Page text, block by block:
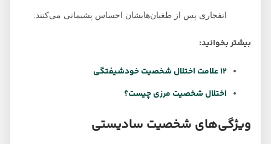
انفجاری پس از طغیان‌هایشان احساس پشیمانی می‌کنند.
بیشتر بخوانید:
اختلال شخصیت مرزی چیست؟
ویژگی‌های شخصیت سادیستی